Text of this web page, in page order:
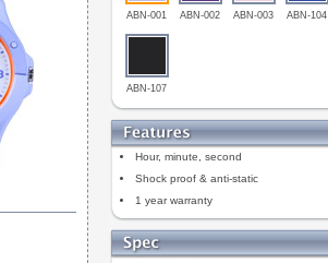
ABN-001 ABN-002 ABN-003 ABN-104
ABN-107
Hour, minute, second
Shock proof & anti-static
1 year warranty